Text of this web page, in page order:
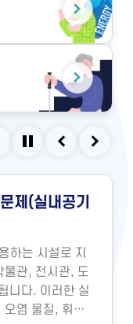
제(실내공기
하는 시설로 지
물관, 전시관, 도
니다. 이러한 실
오염 물질, 휘발